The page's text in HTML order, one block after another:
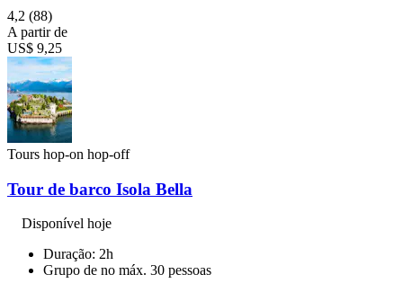
4,2 (88)
A partir de
US$ 9,25
Tours hop-on hop-off
Tour de barco Isola Bella
Disponível hoje
Duração: 2h
Grupo de no máx. 30 pessoas